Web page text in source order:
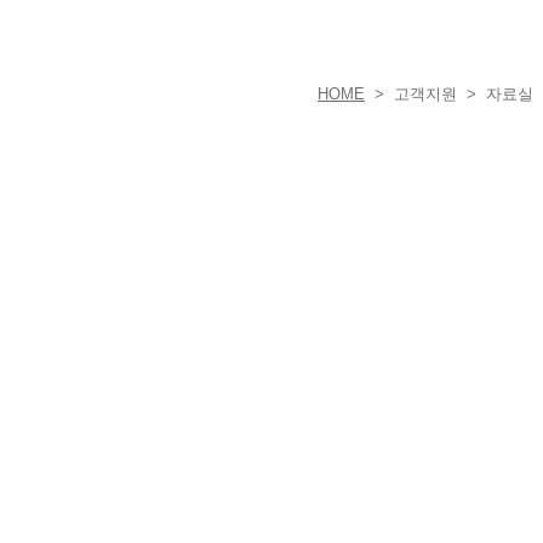
HOME > 고객지원 > 자료실